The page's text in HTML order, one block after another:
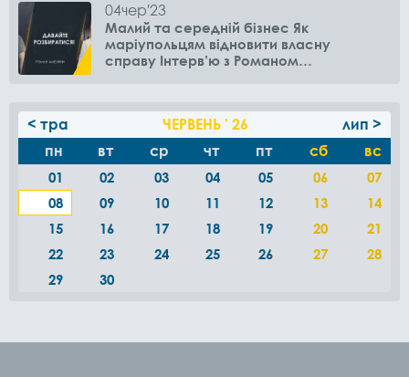
04чер'23
Малий та середній бізнес Як
маріупольцям відновити власну
справу Інтерв’ю з Романом
< тра ЧЕРВЕНЬ ' 26
лип >
пн
вт ср чт пт сб вс
01 02 03 04 05 06
07
08
09 10 11 12 13
14
15
16 17 18 19 20
21
22
23 24 25 26 27
28
29
30